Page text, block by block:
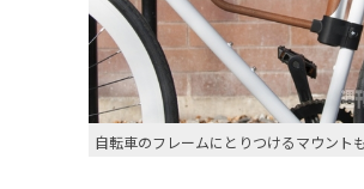
自転車のフレームにとりつけるマウント